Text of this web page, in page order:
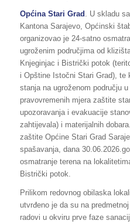
Općina Stari Grad
. U skladu
Kantona Sarajevo, Općinski
organizovao je 24-satno
ugroženim područjima od
Knjeginjac i Bistrički potok
i Opštine Istočni Stari Grad), te
stanja na ugroženom području
pravovremenih mjera zaštite
upozoravanja i evakuacije
zahtijevala) i materijalnih
zaštite Općine Stari Grad
spašavanja, dana
osmatranje terena na
Bistrički potok.
Prilikom redovnog obilaska
utvrđeno je da su na
radovi u okviru prve faze